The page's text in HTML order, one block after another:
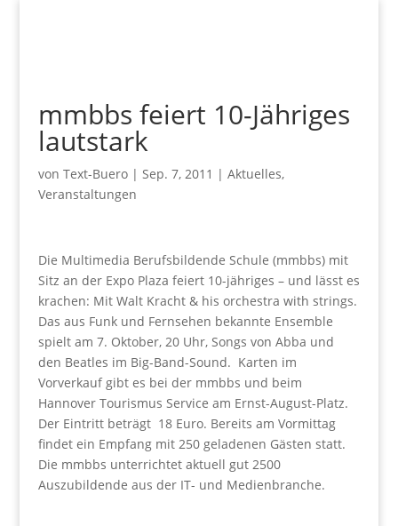
mmbbs feiert 10-Jähriges
lautstark
von Text-Buero| Sep. 7, 2011 | Aktuelles,
Veranstaltungen
Die Multimedia Berufsbildende Schule (mmbbs) mit
Sitz an der Expo Plaza feiert 10-jähriges – und lässt es
krachen: Mit Walt Kracht & his orchestra with strings.
Das aus Funk und Fernsehen bekannte Ensemble
spielt am 7. Oktober, 20 Uhr, Songs von Abba und
den Beatles im Big-Band-Sound. Karten im
Vorverkauf gibt es bei der mmbbs und beim
Hannover Tourismus Service am Ernst-August-Platz.
Der Eintritt beträgt 18 Euro. Bereits am Vormittag
findet ein Empfang mit 250 geladenen Gästen statt.
Die mmbbs unterrichtet aktuell gut 2500
Auszubildende aus der IT- und Medienbranche.